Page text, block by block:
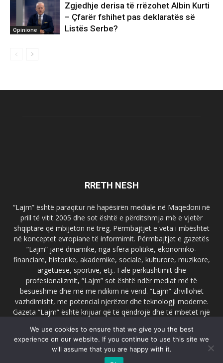
Opinione
Zgjedhje derisa të rrëzohet Albin Kurti
– Çfarër fshihet pas deklaratës së
Listës Serbe?
RRETH NESH
“Lajm” është paraqitur në hapësirën mediale në Maqedoni në
prill të vitit 2005 dhe sot është e përditshmja më e vjetër
shqiptare që mbijeton në treg. Përmbajtjet e veta i mbështet
në konceptet evropiane të informimit. Përmbajtjet e gazetës
“Lajm” janë dinamike, nga sfera politike, ekonomiko-
financiare, historike, akademike, sociale, kulturore, muzikore,
argëtuese, sportive, etj.. Falë përkushtimit dhe
profesionalizmit, “Lajm” sot është ndër mediat më të
besueshme dhe më me ndikim në vend. “Lajm” zhvillohet
vazhdimisht, me potencial njerëzor dhe teknologji moderne.
Gazeta “Lajm” është krijuar që të qëndrojë dhe të mbetet një
faqja zyrtare e gazetës “Lajm”, www.lajmpress.org është një
ndër portalet më të njohur në Maqedoni.
We use cookies to ensure that we give you the best
experience on our website. If you continue to use this site we
will assume that you are happy with it.